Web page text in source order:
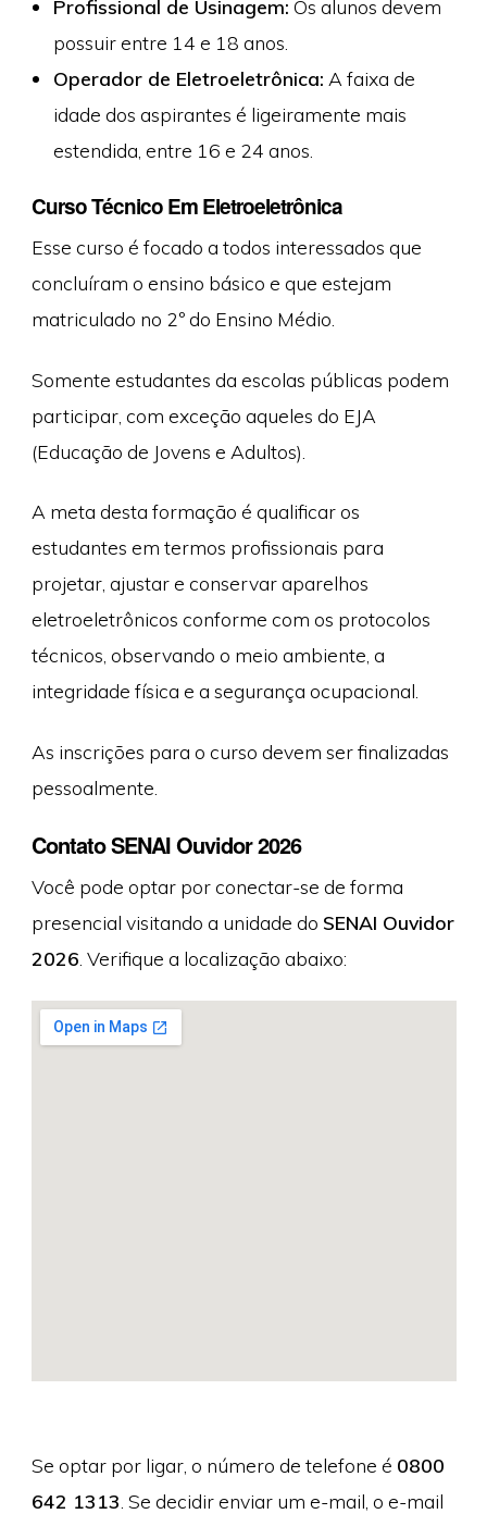
Profissional de Usinagem: Os alunos devem
possuir entre 14 e 18 anos.
Operador de Eletroeletrônica: A faixa de
idade dos aspirantes é ligeiramente mais
estendida, entre 16 e 24 anos.
Curso Técnico Em Eletroeletrônica
Esse curso é focado a todos interessados que
concluíram o ensino básico e que estejam
matriculado no 2º do Ensino Médio.
Somente estudantes da escolas públicas podem
participar, com exceção aqueles do EJA
(Educação de Jovens e Adultos).
A meta desta formação é qualificar os
estudantes em termos profissionais para
projetar, ajustar e conservar aparelhos
eletroeletrônicos conforme com os protocolos
técnicos, observando o meio ambiente, a
integridade física e a segurança ocupacional.
As inscrições para o curso devem ser finalizadas
pessoalmente.
Contato SENAI Ouvidor 2026
Você pode optar por conectar-se de forma
presencial visitando a unidade do SENAI Ouvidor
2026 . Verifique a localização abaixo:
Se optar por ligar, o número de telefone é 0800
642 1313 . Se decidir enviar um e-mail, o e-mail